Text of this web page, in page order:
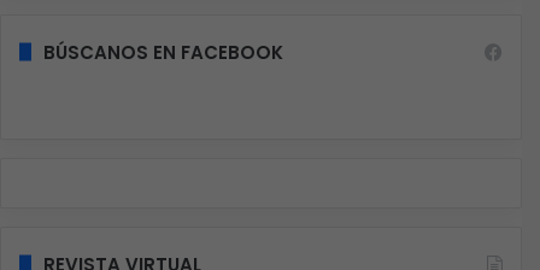
BÚSCANOS EN FACEBOOK
REVISTA VIRTUAL